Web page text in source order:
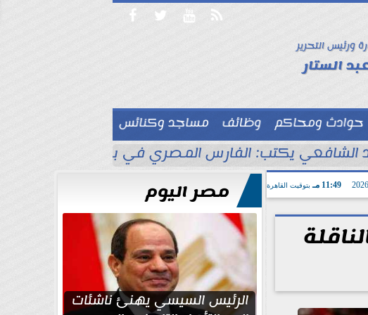
   
ورئيس التحرير
الستار
حوادث ومحاكم وظائف
مساجد وكنائس

يكتب: الفارس المصري في بلاد الأناضول
11:49 مـ بتوقيت القاهرة مصر اليوم
الرئيس السيسي يهنئ ناشئات